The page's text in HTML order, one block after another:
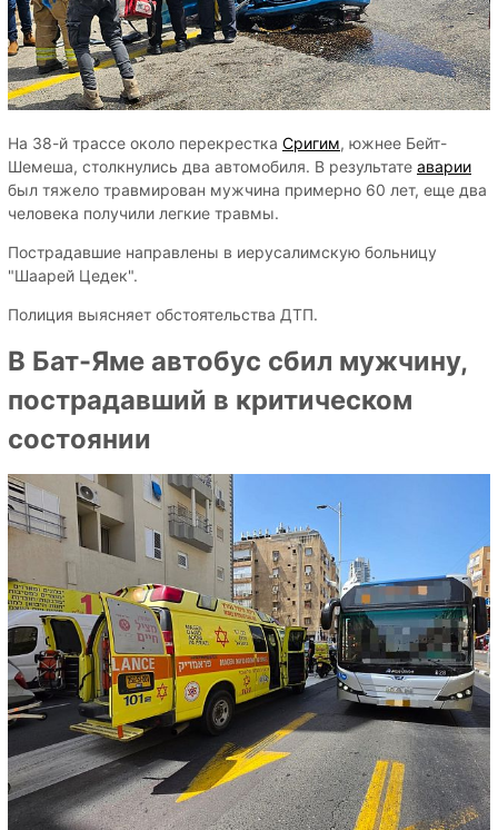
На 38-й трассе около перекрестка Сригим, южнее Бейт-
Шемеша, столкнулись два автомобиля. В результате аварии
был тяжело травмирован мужчина примерно 60 лет, еще два
человека получили легкие травмы.
Пострадавшие направлены в иерусалимскую больницу
"Шаарей Цедек".
Полиция выясняет обстоятельства ДТП.
В Бат-Яме автобус сбил мужчину,
пострадавший в критическом
состоянии